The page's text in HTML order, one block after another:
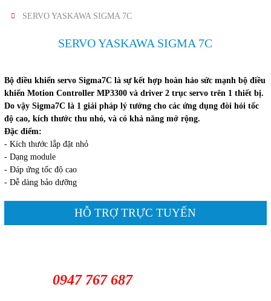
SERVO YASKAWA SIGMA 7C
SERVO YASKAWA SIGMA 7C
Bộ điều khiển servo Sigma7C là sự kết hợp hoàn hảo sức mạnh bộ điều
khiển Motion Controller MP3300 và driver 2 trục servo trên 1 thiết bị.
Do vậy Sigma7C là 1 giải pháp lý tưởng cho các ứng dụng đòi hỏi tốc
độ cao, kích thước thu nhỏ, và có khả năng mở rộng.
Đặc điểm:
- Kích thước lắp đặt nhỏ
- Dạng module
- Đáp ứng tốc độ cao
- Dễ dàng bảo dưỡng
HỖ TRỢ TRỰC TUYẾN
0947 767 687